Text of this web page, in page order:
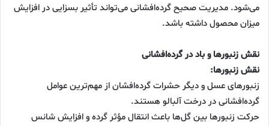
می‌شود. مدیریت صحیح گرده‌افشانی می‌تواند تأثیر بسزایی در افزایش
میزان محصول داشته باشد.
نقش زنبورها و باد در گرده‌افشانی
نقش زنبورها:
زنبورهای عسل و دیگر حشرات گرده‌افشان از مهم‌ترین عوامل
گرده‌افشانی در درخت آلبالو هستند.
حرکت زنبورها بین گل‌ها باعث انتقال مؤثر گرده و افزایش شانس